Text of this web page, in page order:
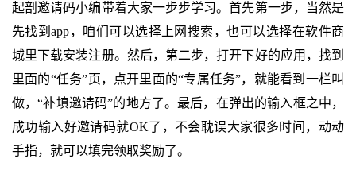
起剖邀请码小编带着大家一步步学习。首先第一步，当然是
先找到app，咱们可以选择上网搜索，也可以选择在软件商
城里下载安装注册。然后，第二步，打开下好的应用，找到
里面的“任务”页，点开里面的“专属任务”，就能看到一栏叫
做，“补填邀请码”的地方了。最后，在弹出的输入框之中，
成功输入好邀请码就OK了，不会耽误大家很多时间，动动
手指，就可以填完领取奖励了。